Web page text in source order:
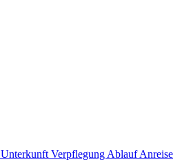
Unterkunft Verpflegung AblaufAnreise